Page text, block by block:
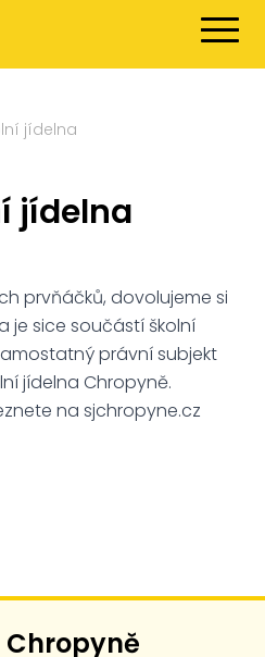
jídelna
jídelna
prvňáčků, dovolujeme si
je sice součástí školní
právní subjekt
jídelna Chropyně.
na sjchropyne.cz